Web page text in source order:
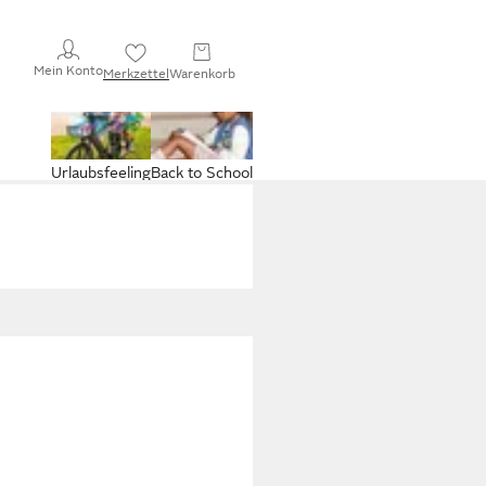
Mein KontoMerkzettelWarenkorb
Back to School
Urlaubsfeeling